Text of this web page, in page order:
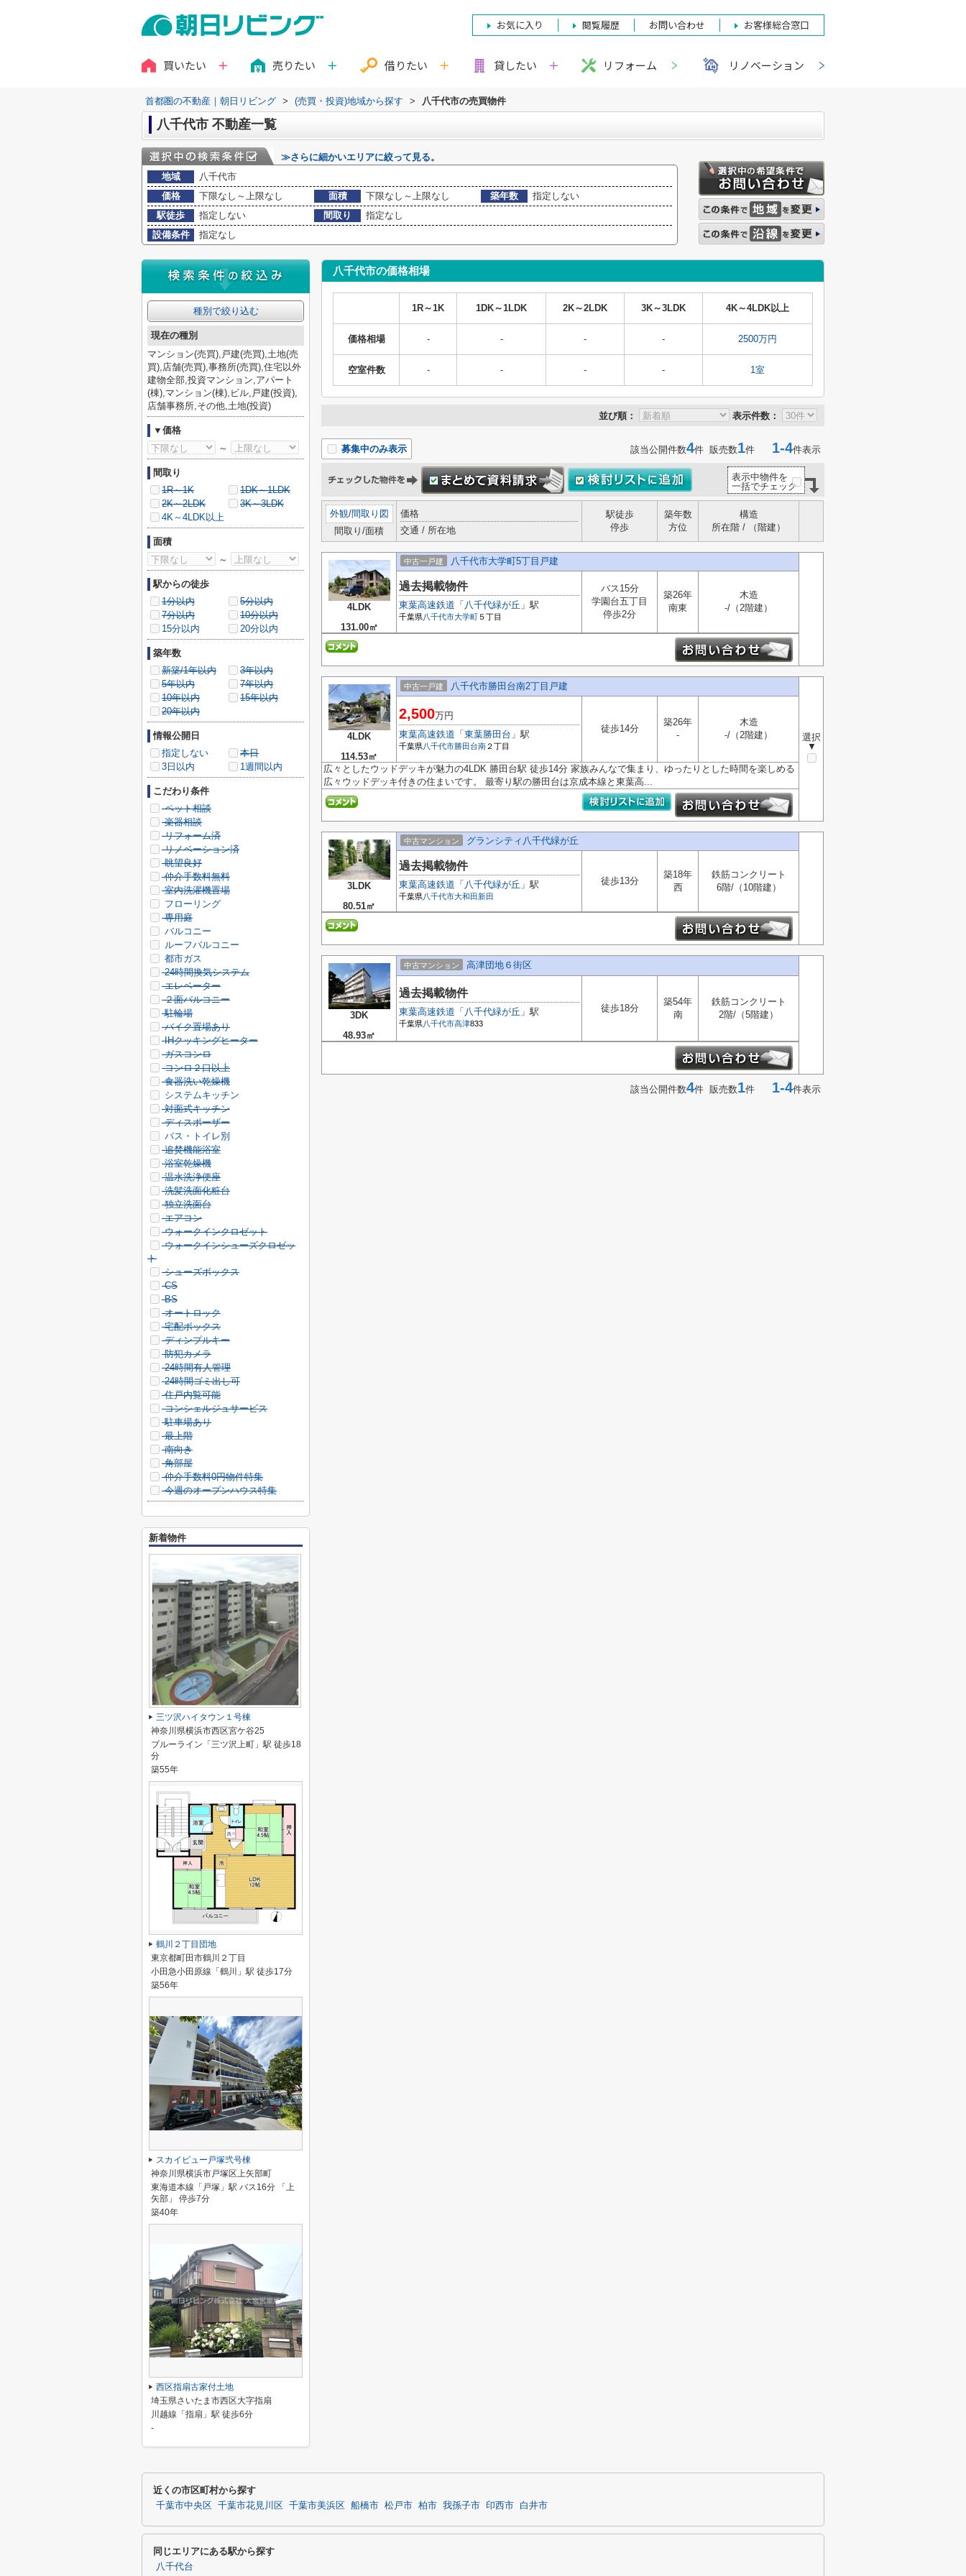
お気に入り 閲覧履歴 お問い合わせ お客様総合窓口
買いたい 売りたい 借りたい 貸したい リフォーム リノベーション
首都圏の不動産｜朝日リビング > (売買・投資)地域から探す > 八千代市の売買物件
八千代市 不動産一覧
≫さらに細かいエリアに絞って見る。
地域
八千代市
価格
下限なし～上限なし 面積 下限なし～上限なし 築年数
指定しない
駅徒歩
指定しない 間取り
指定なし
設備条件
指定なし
八千代市の価格相場
1R～1K 1DK～1LDK 2K～2LDK 3K～3LDK 4K～4LDK以上
価格相場 - - - - 2500万円
空室件数 - - - - 1室
並び順： 表示件数：
募集中のみ表示 該当公開件数4件 販売数1件 1-4件表示
表示中物件を
一括でチェック
外観/間取り図
間取り/面積
価格
交通 / 所在地
駅徒歩
停歩
築年数
方位
構造
所在階 / （階建）
4LDK
131.00㎡
中古一戸建 八千代市大学町5丁目戸建
過去掲載物件
東葉高速鉄道 「 八千代緑が丘 」駅
千葉県八千代市大学町 ５丁目
バス15分
学園台五丁目
停歩2分
築26年
南東
木造
-/（2階建）
4LDK
114.53㎡
中古一戸建 八千代市勝田台南2丁目戸建
選択
▼
2,500万円
東葉高速鉄道 「 東葉勝田台 」駅
千葉県八千代市勝田台南 ２丁目
徒歩14分
築26年
-
木造
-/（2階建）
広々としたウッドデッキが魅力の4LDK 勝田台駅 徒歩14分 家族みんなで集まり、ゆったりとした時間を楽しめる
広々ウッドデッキ付きの住まいです。 最寄り駅の勝田台は京成本線と東葉高...
3LDK
80.51㎡
中古マンション グランシティ八千代緑が丘
過去掲載物件
東葉高速鉄道 「 八千代緑が丘 」駅
千葉県八千代市大和田新田
徒歩13分
築18年
西
鉄筋コンクリート
6階/（10階建）
3DK
48.93㎡
中古マンション 高津団地６街区
過去掲載物件
東葉高速鉄道 「 八千代緑が丘 」駅
千葉県八千代市高津833
徒歩18分
築54年
南
鉄筋コンクリート
2階/（5階建）
該当公開件数4件 販売数1件 1-4件表示
種別で絞り込む
現在の種別
マンション(売買),戸建(売買),土地(売
買),店舗(売買),事務所(売買),住宅以外
建物全部,投資マンション,アパート
(棟),マンション(棟),ビル,戸建(投資),
店舗事務所,その他,土地(投資)
▼価格
～
間取り
1R～1K
1DK～1LDK
2K～2LDK
3K～3LDK
4K～4LDK以上
面積
～
駅からの徒歩
1分以内
5分以内
7分以内
10分以内
15分以内
20分以内
築年数
新築/1年以内
3年以内
5年以内
7年以内
10年以内
15年以内
20年以内
情報公開日
指定しない
本日
3日以内
1週間以内
こだわり条件
ペット相談
楽器相談
リフォーム済
リノベーション済
眺望良好
仲介手数料無料
室内洗濯機置場
フローリング
専用庭
バルコニー
ルーフバルコニー
都市ガス
24時間換気システム
エレベーター
２面バルコニー
駐輪場
バイク置場あり
IHクッキングヒーター
ガスコンロ
コンロ２口以上
食器洗い乾燥機
システムキッチン
対面式キッチン
ディスポーザー
バス・トイレ別
追焚機能浴室
浴室乾燥機
温水洗浄便座
洗髪洗面化粧台
独立洗面台
エアコン
ウォークインクロゼット
ウォークインシューズクロゼッ
ト
シューズボックス
CS
BS
オートロック
宅配ボックス
ディンプルキー
防犯カメラ
24時間有人管理
24時間ゴミ出し可
住戸内覧可能
コンシェルジュサービス
駐車場あり
最上階
南向き
角部屋
仲介手数料0円物件特集
今週のオープンハウス特集
新着物件
三ツ沢ハイタウン１号棟
神奈川県横浜市西区宮ケ谷25
ブルーライン「三ツ沢上町」駅 徒歩18
分
築55年
鶴川２丁目団地
東京都町田市鶴川２丁目
小田急小田原線「鶴川」駅 徒歩17分
築56年
スカイビュー戸塚弐号棟
神奈川県横浜市戸塚区上矢部町
東海道本線「戸塚」駅 バス16分 「上
矢部」 停歩7分
築40年
西区指扇古家付土地
埼玉県さいたま市西区大字指扇
川越線「指扇」駅 徒歩6分
-
近くの市区町村から探す
千葉市中央区 千葉市花見川区 千葉市美浜区 船橋市 松戸市 柏市 我孫子市 印西市 白井市
同じエリアにある駅から探す
八千代台